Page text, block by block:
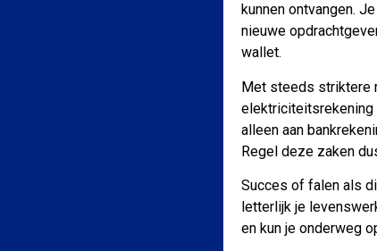
kunnen ontvangen.
nieuwe
wallet.
Met steeds striktere
elektriciteitsrekening
alleen aan
Regel deze zaken
Succes of falen als
letterlijk je
en kun je onderweg